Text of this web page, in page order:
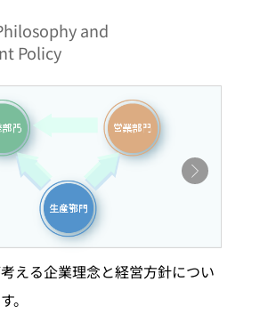
and
Policy
える企業理念と経営方針につい
。